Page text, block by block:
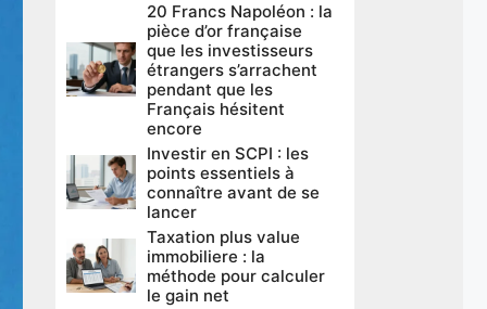
20 Francs Napoléon : la
pièce d’or française
que les investisseurs
étrangers s’arrachent
pendant que les
Français hésitent
encore
Investir en SCPI : les
points essentiels à
connaître avant de se
lancer
Taxation plus value
immobiliere : la
méthode pour calculer
le gain net